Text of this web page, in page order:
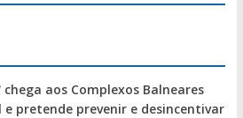
chega aos Complexos Balneares
e pretende prevenir e desincentivar